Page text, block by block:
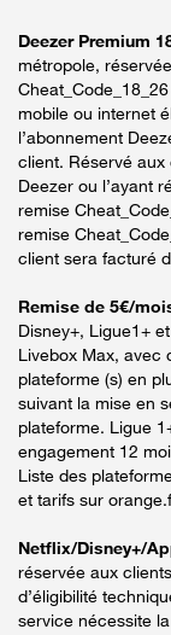
Deezer Premium
métropole,
mobile ou internet
l’abonnement
client. Réservé aux
Deezer ou l’ayant
remise
remise
client sera facturé
Remise de 5€/
Disney+, Ligue1+
Livebox Max, avec
plateforme (s) en
suivant la mise en
plateforme. Ligue
engagement 12
Liste des
et tarifs sur
Netflix/Disney+/
réservée aux
d’éligibilité
service nécessite